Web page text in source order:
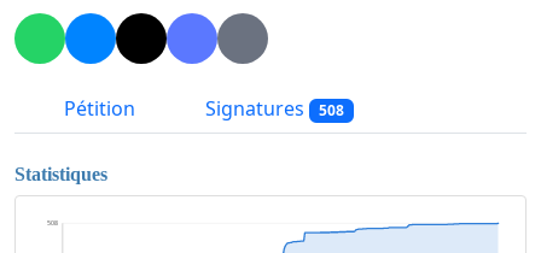
Pétition Signatures 508
Statistiques
508